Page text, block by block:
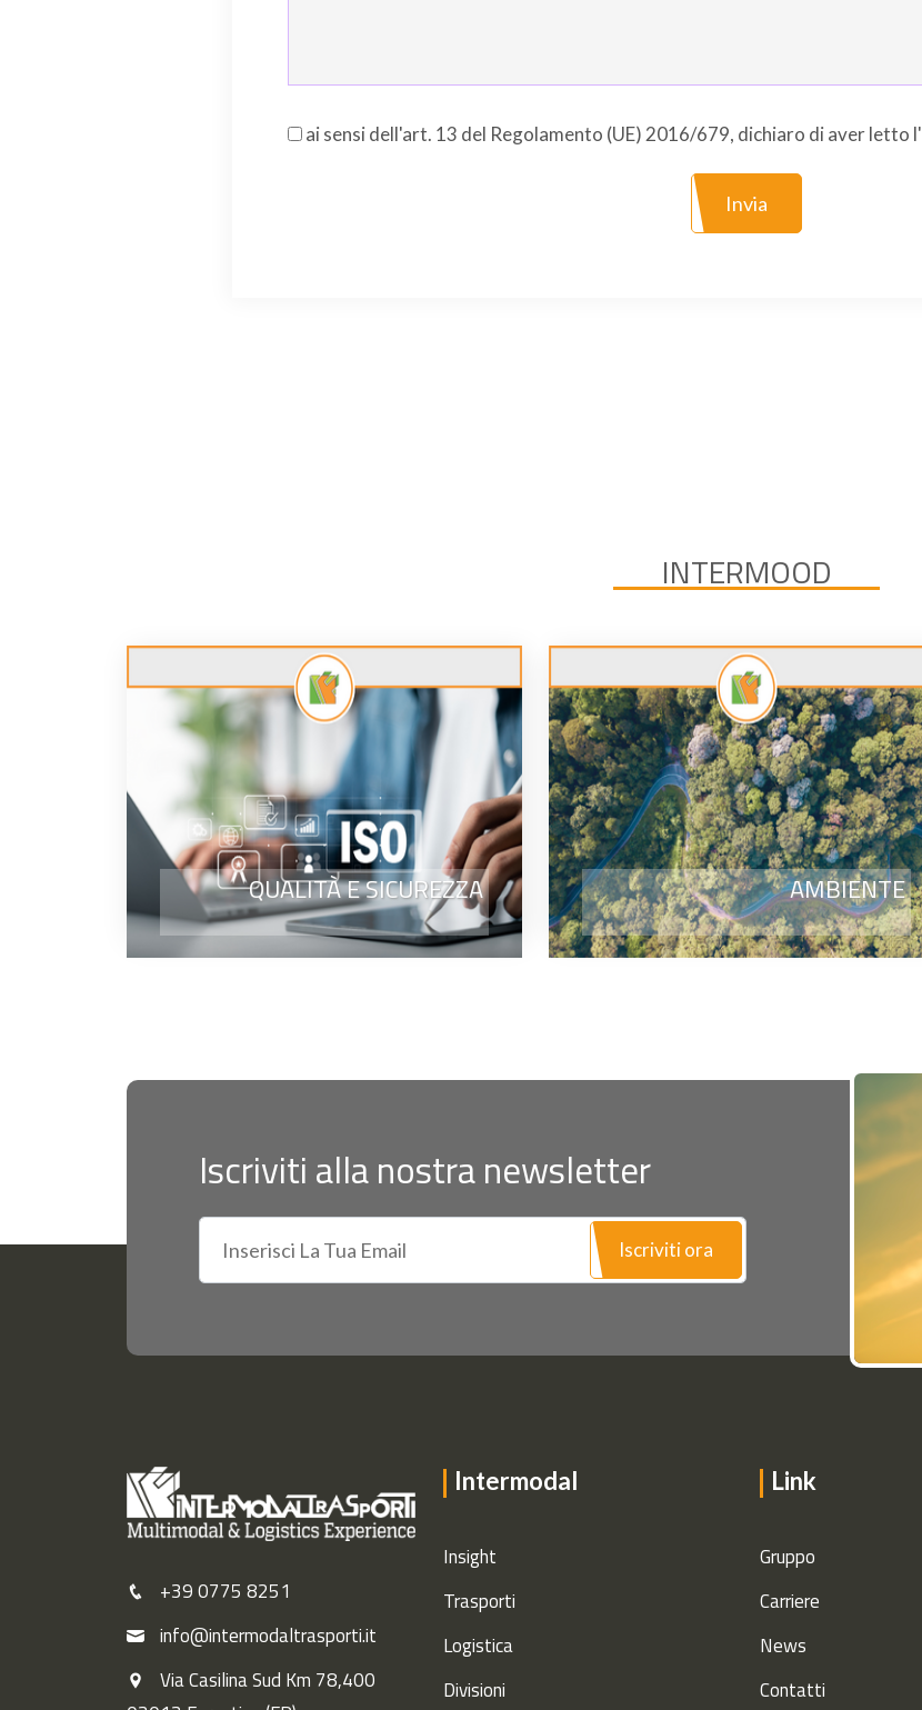
ai sensi dell'art. 13 del Regolamento (UE) 2016/679, dichiaro di aver letto l'
Invia
INTERMOOD
QUALITÀ E SICUREZZA AMBIENTE
Iscriviti alla nostra newsletter
Iscriviti ora
+39 0775 8251
info@intermodaltrasporti.it
Via Casilina Sud Km 78,400
Intermodal
Insight
Trasporti
Logistica
Divisioni
Link
Gruppo
Carriere
News
Contatti